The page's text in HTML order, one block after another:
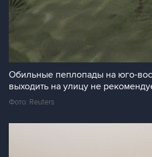
Обильные пеплопады на юго-
выходить на улицу не
Фото: Reuters